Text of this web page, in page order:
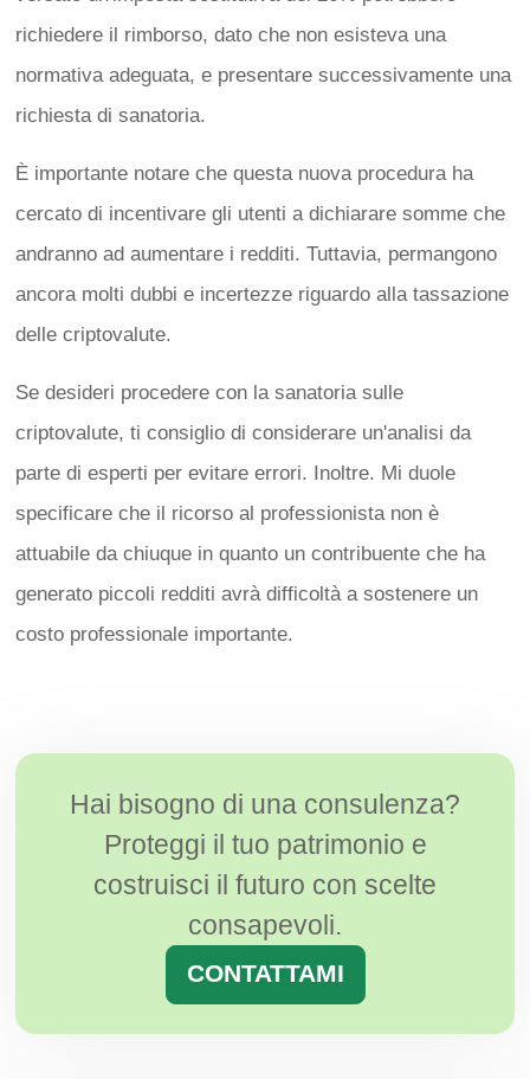
richiedere il rimborso, dato che non esisteva una
normativa adeguata, e presentare successivamente una
richiesta di sanatoria.
È importante notare che questa nuova procedura ha
cercato di incentivare gli utenti a dichiarare somme che
andranno ad aumentare i redditi. Tuttavia, permangono
ancora molti dubbi e incertezze riguardo alla tassazione
delle criptovalute.
Se desideri procedere con la sanatoria sulle
criptovalute, ti consiglio di considerare un'analisi da
parte di esperti per evitare errori. Inoltre. Mi duole
specificare che il ricorso al professionista non è
attuabile da chiuque in quanto un contribuente che ha
generato piccoli redditi avrà difficoltà a sostenere un
costo professionale importante.
Hai bisogno di una consulenza?
Proteggi il tuo patrimonio e
costruisci il futuro con scelte
consapevoli.
CONTATTAMI